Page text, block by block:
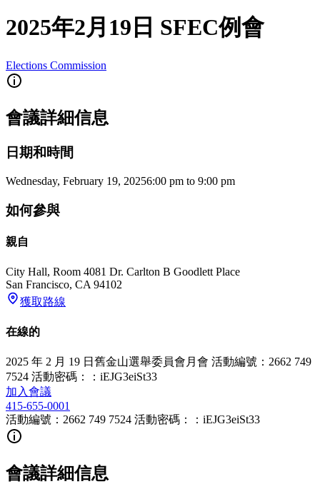
2025年2月19日 SFEC例會
Elections Commission
會議詳細信息
日期和時間
Wednesday, February 19, 20256:00 pm to 9:00 pm
如何參與
親自
City Hall, Room 4081 Dr. Carlton B Goodlett Place
San Francisco, CA 94102
獲取路線
在線的
2025 年 2 月 19 日舊金山選舉委員會月會 活動編號：2662 749
7524 活動密碼：：iEJG3eiSt33
加入會議
415-655-0001
活動編號：2662 749 7524 活動密碼：：iEJG3eiSt33
會議詳細信息